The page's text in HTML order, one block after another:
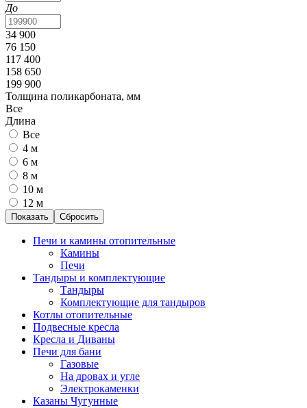
До
34 900
76 150
117 400
158 650
199 900
Толщина поликарбоната, мм
Все
Длина
Все
4 м
6 м
8 м
10 м
12 м
Печи и камины отопительные
Камины
Печи
Тандыры и комплектующие
Тандыры
Комплектующие для тандыров
Котлы отопительные
Подвесные кресла
Кресла и Диваны
Печи для бани
Газовые
На дровах и угле
Электрокаменки
Казаны Чугунные